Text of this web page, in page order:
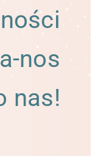
nos
nas!